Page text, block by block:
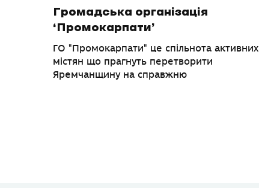
Громадська організація
‘Промокарпати’
ГО "Промокарпати" це спільнота активних
містян що прагнуть перетворити
Яремчанщину на справжню